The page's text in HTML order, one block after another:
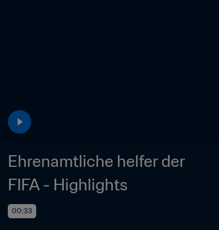
Ehrenamtliche helfer der
FIFA - Highlights
00:33